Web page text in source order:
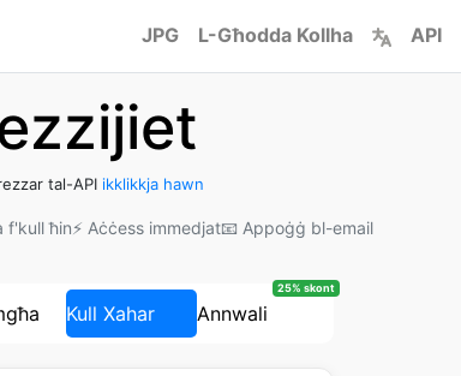
JPG L-Għodda Kollha API
tal-API ikklikkja hawn
f'kull ħin⚡ Aċċess immedjat📧 Appoġġ bl-email
Kull Xahar Annwali
25% skont